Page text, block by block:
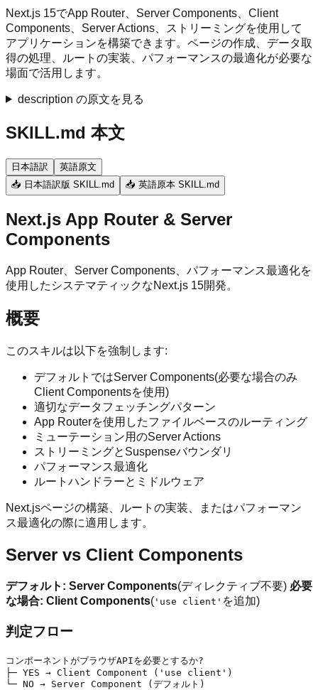
Next.js 15でApp Router、Server Components、Client
Components、Server Actions、ストリーミングを使用して
アプリケーションを構築できます。ページの作成、データ取
得の処理、ルートの実装、パフォーマンスの最適化が必要な
場面で活用します。
description の原文を見る
SKILL.md 本文
日本語訳
英語原文
📥 日本語訳版 SKILL.md
📥 英語原本 SKILL.md
Next.js App Router & Server
Components
App Router、Server Components、パフォーマンス最適化を
使用したシステマティックなNext.js 15開発。
概要
このスキルは以下を強制します:
デフォルトではServer Components(必要な場合のみ
Client Componentsを使用)
適切なデータフェッチングパターン
App Routerを使用したファイルベースのルーティング
ミューテーション用のServer Actions
ストリーミングとSuspenseバウンダリ
パフォーマンス最適化
ルートハンドラーとミドルウェア
Next.jsページの構築、ルートの実装、またはパフォーマン
ス最適化の際に適用します。
Server vs Client Components
デフォルト: Server Components(ディレクティブ不要) 必要
な場合: Client Components( 'use client' を追加)
判定フロー
コンポーネントがブラウザAPIを必要とするか?
├─ YES → Client Component ('use client')
└─ NO → Server Component (デフォルト)